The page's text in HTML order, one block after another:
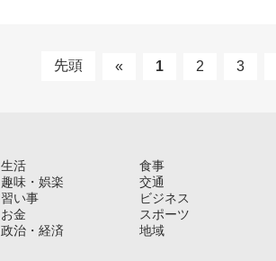
先頭 « 1 2 3
生活
食事
趣味・娯楽
交通
習い事
ビジネス
お金
スポーツ
政治・経済 地域